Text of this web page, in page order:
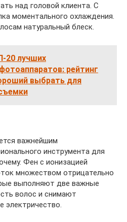
над головой клиента. С
моментального охлаждения.
натуральный блеск.
20 лучших
рейтинг
выбрать для
важнейшим
инструмента для
Фен с ионизацией
множеством отрицательно
выполняют две важные
волос и снимают
электричество.